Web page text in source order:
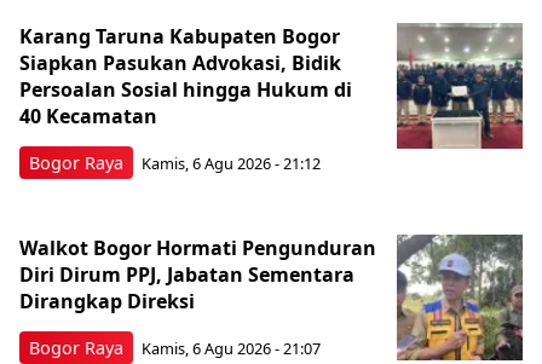
Bogor Raya
Karang Taruna Kabupaten Bogor
Siapkan Pasukan Advokasi, Bidik
Persoalan Sosial hingga Hukum di
40 Kecamatan
Kamis, 6 Agu 2026 - 21:12
Bogor Raya
Walkot Bogor Hormati Pengunduran
Diri Dirum PPJ, Jabatan Sementara
Dirangkap Direksi
Kamis, 6 Agu 2026 - 21:07